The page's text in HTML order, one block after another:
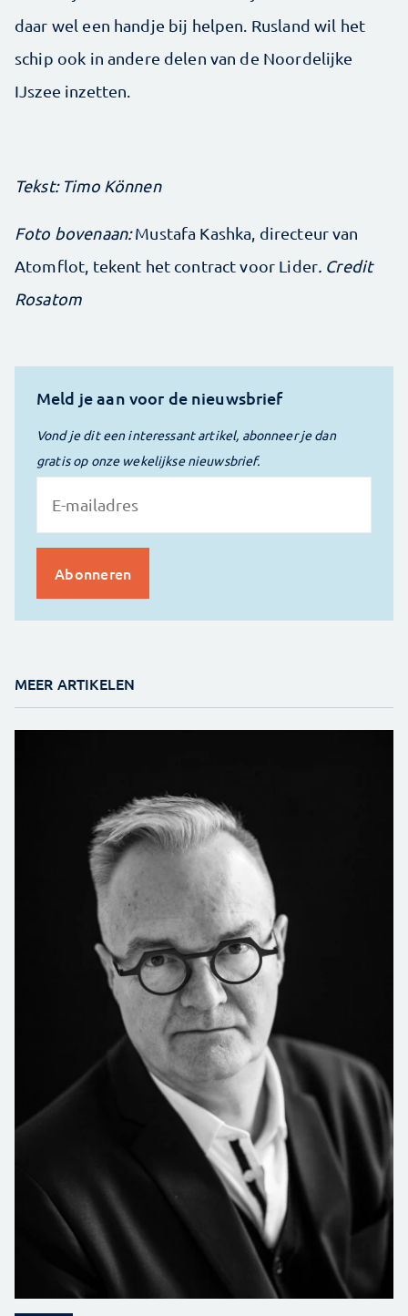
daar wel een handje bij helpen. Rusland wil het
schip ook in andere delen van de Noordelijke
IJszee inzetten.
Tekst: Timo Können
Foto bovenaan:Mustafa Kashka, directeur van
Atomflot, tekent het contract voor Lider. Credit
Rosatom
Meld je aan voor de nieuwsbrief
Vond je dit een interessant artikel, abonneer je dan
gratis op onze wekelijkse nieuwsbrief.
MEER ARTIKELEN